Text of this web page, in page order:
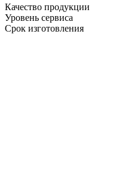
Качество продукции
Уровень сервиса
Срок изготовления